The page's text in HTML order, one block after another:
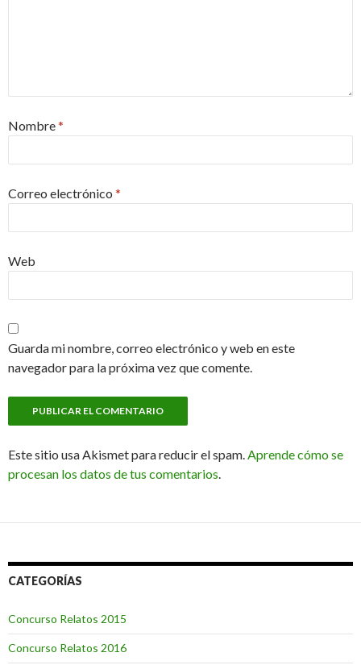
Nombre*
Correo electrónico *
Web
Guarda mi nombre, correo electrónico y web en este
navegador para la próxima vez que comente.
Este sitio usa Akismet para reducir el spam.Aprende cómo se
procesan los datos de tus comentarios.
CATEGORÍAS
Concurso Relatos 2015
Concurso Relatos 2016